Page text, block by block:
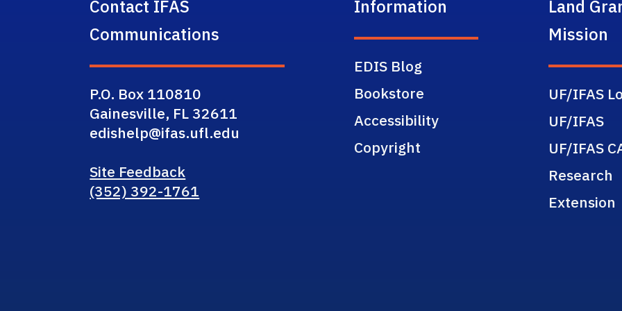
Contact IFAS
Communications
P.O. Box 110810
Gainesville, FL 32611
edishelp@ifas.ufl.edu
Site Feedback
(352) 392-1761
Information
EDIS Blog
Bookstore
Accessibility
Copyright
Land
Mission
UF/IFAS
UF/IFAS
UF/IFAS
Research
Extension